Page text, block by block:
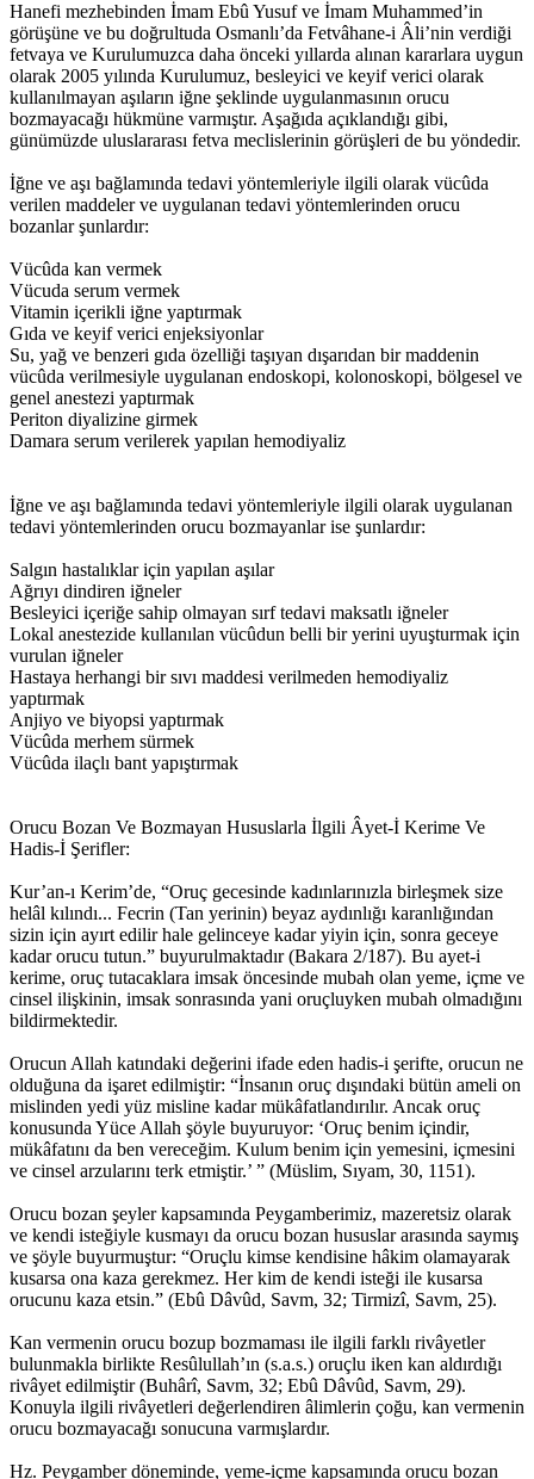
Hanefi mezhebinden İmam Ebû Yusuf ve İmam Muhammed’in
görüşüne ve bu doğrultuda Osmanlı’da Fetvâhane-i Âli’nin verdiği
fetvaya ve Kurulumuzca daha önceki yıllarda alınan kararlara uygun
olarak 2005 yılında Kurulumuz, besleyici ve keyif verici olarak
kullanılmayan aşıların iğne şeklinde uygulanmasının orucu
bozmayacağı hükmüne varmıştır. Aşağıda açıklandığı gibi,
günümüzde uluslararası fetva meclislerinin görüşleri de bu yöndedir.
İğne ve aşı bağlamında tedavi yöntemleriyle ilgili olarak vücûda
verilen maddeler ve uygulanan tedavi yöntemlerinden orucu
bozanlar şunlardır:
Vücûda kan vermek
Vücuda serum vermek
Vitamin içerikli iğne yaptırmak
Gıda ve keyif verici enjeksiyonlar
Su, yağ ve benzeri gıda özelliği taşıyan dışarıdan bir maddenin
vücûda verilmesiyle uygulanan endoskopi, kolonoskopi, bölgesel ve
genel anestezi yaptırmak
Periton diyalizine girmek
Damara serum verilerek yapılan hemodiyaliz
İğne ve aşı bağlamında tedavi yöntemleriyle ilgili olarak uygulanan
tedavi yöntemlerinden orucu bozmayanlar ise şunlardır:
Salgın hastalıklar için yapılan aşılar
Ağrıyı dindiren iğneler
Besleyici içeriğe sahip olmayan sırf tedavi maksatlı iğneler
Lokal anestezide kullanılan vücûdun belli bir yerini uyuşturmak için
vurulan iğneler
Hastaya herhangi bir sıvı maddesi verilmeden hemodiyaliz
yaptırmak
Anjiyo ve biyopsi yaptırmak
Vücûda merhem sürmek
Vücûda ilaçlı bant yapıştırmak
Orucu Bozan Ve Bozmayan Hususlarla İlgili Âyet-İ Kerime Ve
Hadis-İ Şerifler:
Kur’an-ı Kerim’de, “Oruç gecesinde kadınlarınızla birleşmek size
helâl kılındı... Fecrin (Tan yerinin) beyaz aydınlığı karanlığından
sizin için ayırt edilir hale gelinceye kadar yiyin için, sonra geceye
kadar orucu tutun.” buyurulmaktadır (Bakara 2/187). Bu ayet-i
kerime, oruç tutacaklara imsak öncesinde mubah olan yeme, içme ve
cinsel ilişkinin, imsak sonrasında yani oruçluyken mubah olmadığını
bildirmektedir.
Orucun Allah katındaki değerini ifade eden hadis-i şerifte, orucun ne
olduğuna da işaret edilmiştir: “İnsanın oruç dışındaki bütün ameli on
mislinden yedi yüz misline kadar mükâfatlandırılır. Ancak oruç
konusunda Yüce Allah şöyle buyuruyor: ‘Oruç benim içindir,
mükâfatını da ben vereceğim. Kulum benim için yemesini, içmesini
ve cinsel arzularını terk etmiştir.’ ” (Müslim, Sıyam, 30, 1151).
Orucu bozan şeyler kapsamında Peygamberimiz, mazeretsiz olarak
ve kendi isteğiyle kusmayı da orucu bozan hususlar arasında saymış
ve şöyle buyurmuştur: “Oruçlu kimse kendisine hâkim olamayarak
kusarsa ona kaza gerekmez. Her kim de kendi isteği ile kusarsa
orucunu kaza etsin.” (Ebû Dâvûd, Savm, 32; Tirmizî, Savm, 25).
Kan vermenin orucu bozup bozmaması ile ilgili farklı rivâyetler
bulunmakla birlikte Resûlullah’ın (s.a.s.) oruçlu iken kan aldırdığı
rivâyet edilmiştir (Buhârî, Savm, 32; Ebû Dâvûd, Savm, 29).
Konuyla ilgili rivâyetleri değerlendiren âlimlerin çoğu, kan vermenin
orucu bozmayacağı sonucuna varmışlardır.
Hz. Peygamber döneminde, yeme-içme kapsamında orucu bozan